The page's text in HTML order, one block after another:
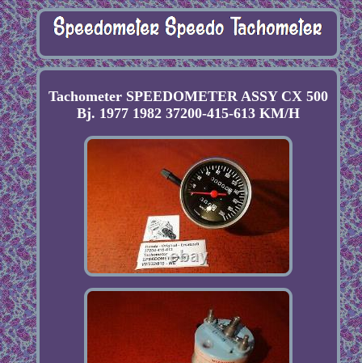
Tachometer SPEEDOMETER ASSY CX 500
Bj. 1977 1982 37200-415-613 KM/H